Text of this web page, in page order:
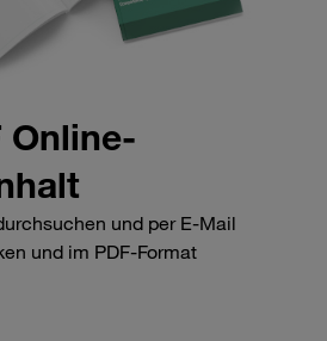
Online-
und per E-Mail
und im PDF-Format